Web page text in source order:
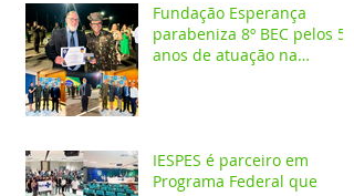
Fundação Esperança
parabeniza 8º BEC pelos 55
anos de atuação na
IESPES é parceiro em
Programa Federal que